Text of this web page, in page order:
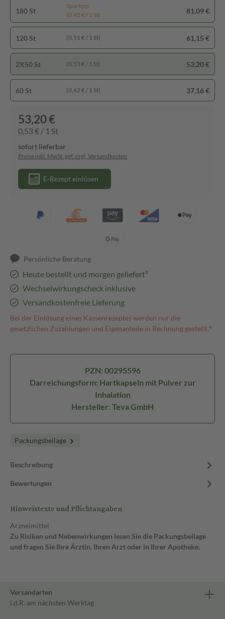
180 St
Spartipp
(0,45 € / 1 St)
81,09 €
120 St (0,51 € / 1 St) 61,15 €
2X50 St (0,53 € / 1 St) 53,20 €
60 St (0,62 € / 1 St) 37,16 €
53,20 €
0,53 € / 1 St
sofort lieferbar
Preise inkl. MwSt. ggf. zzgl. Versandkosten
E-Rezept einlösen
Persönliche Beratung
Heute bestellt und morgen geliefert³
Wechselwirkungscheck inklusive
Versandkostenfreie Lieferung
Bei der Einlösung eines Kassenrezeptes werden nur die
gesetzlichen Zuzahlungen und Eigenanteile in Rechnung gestellt.⁴
PZN: 00295596
Darreichungsform: Hartkapseln mit Pulver zur
Inhalation
Hersteller: Teva GmbH
Packungsbeilage
Beschreibung
Bewertungen
Hinweistexte und Pflichtangaben
Arzneimittel
Zu Risiken und Nebenwirkungen lesen Sie die Packungsbeilage
und fragen Sie Ihre Ärztin, Ihren Arzt oder in Ihrer Apotheke.
Versandarten
i.d.R. am nächsten Werktag